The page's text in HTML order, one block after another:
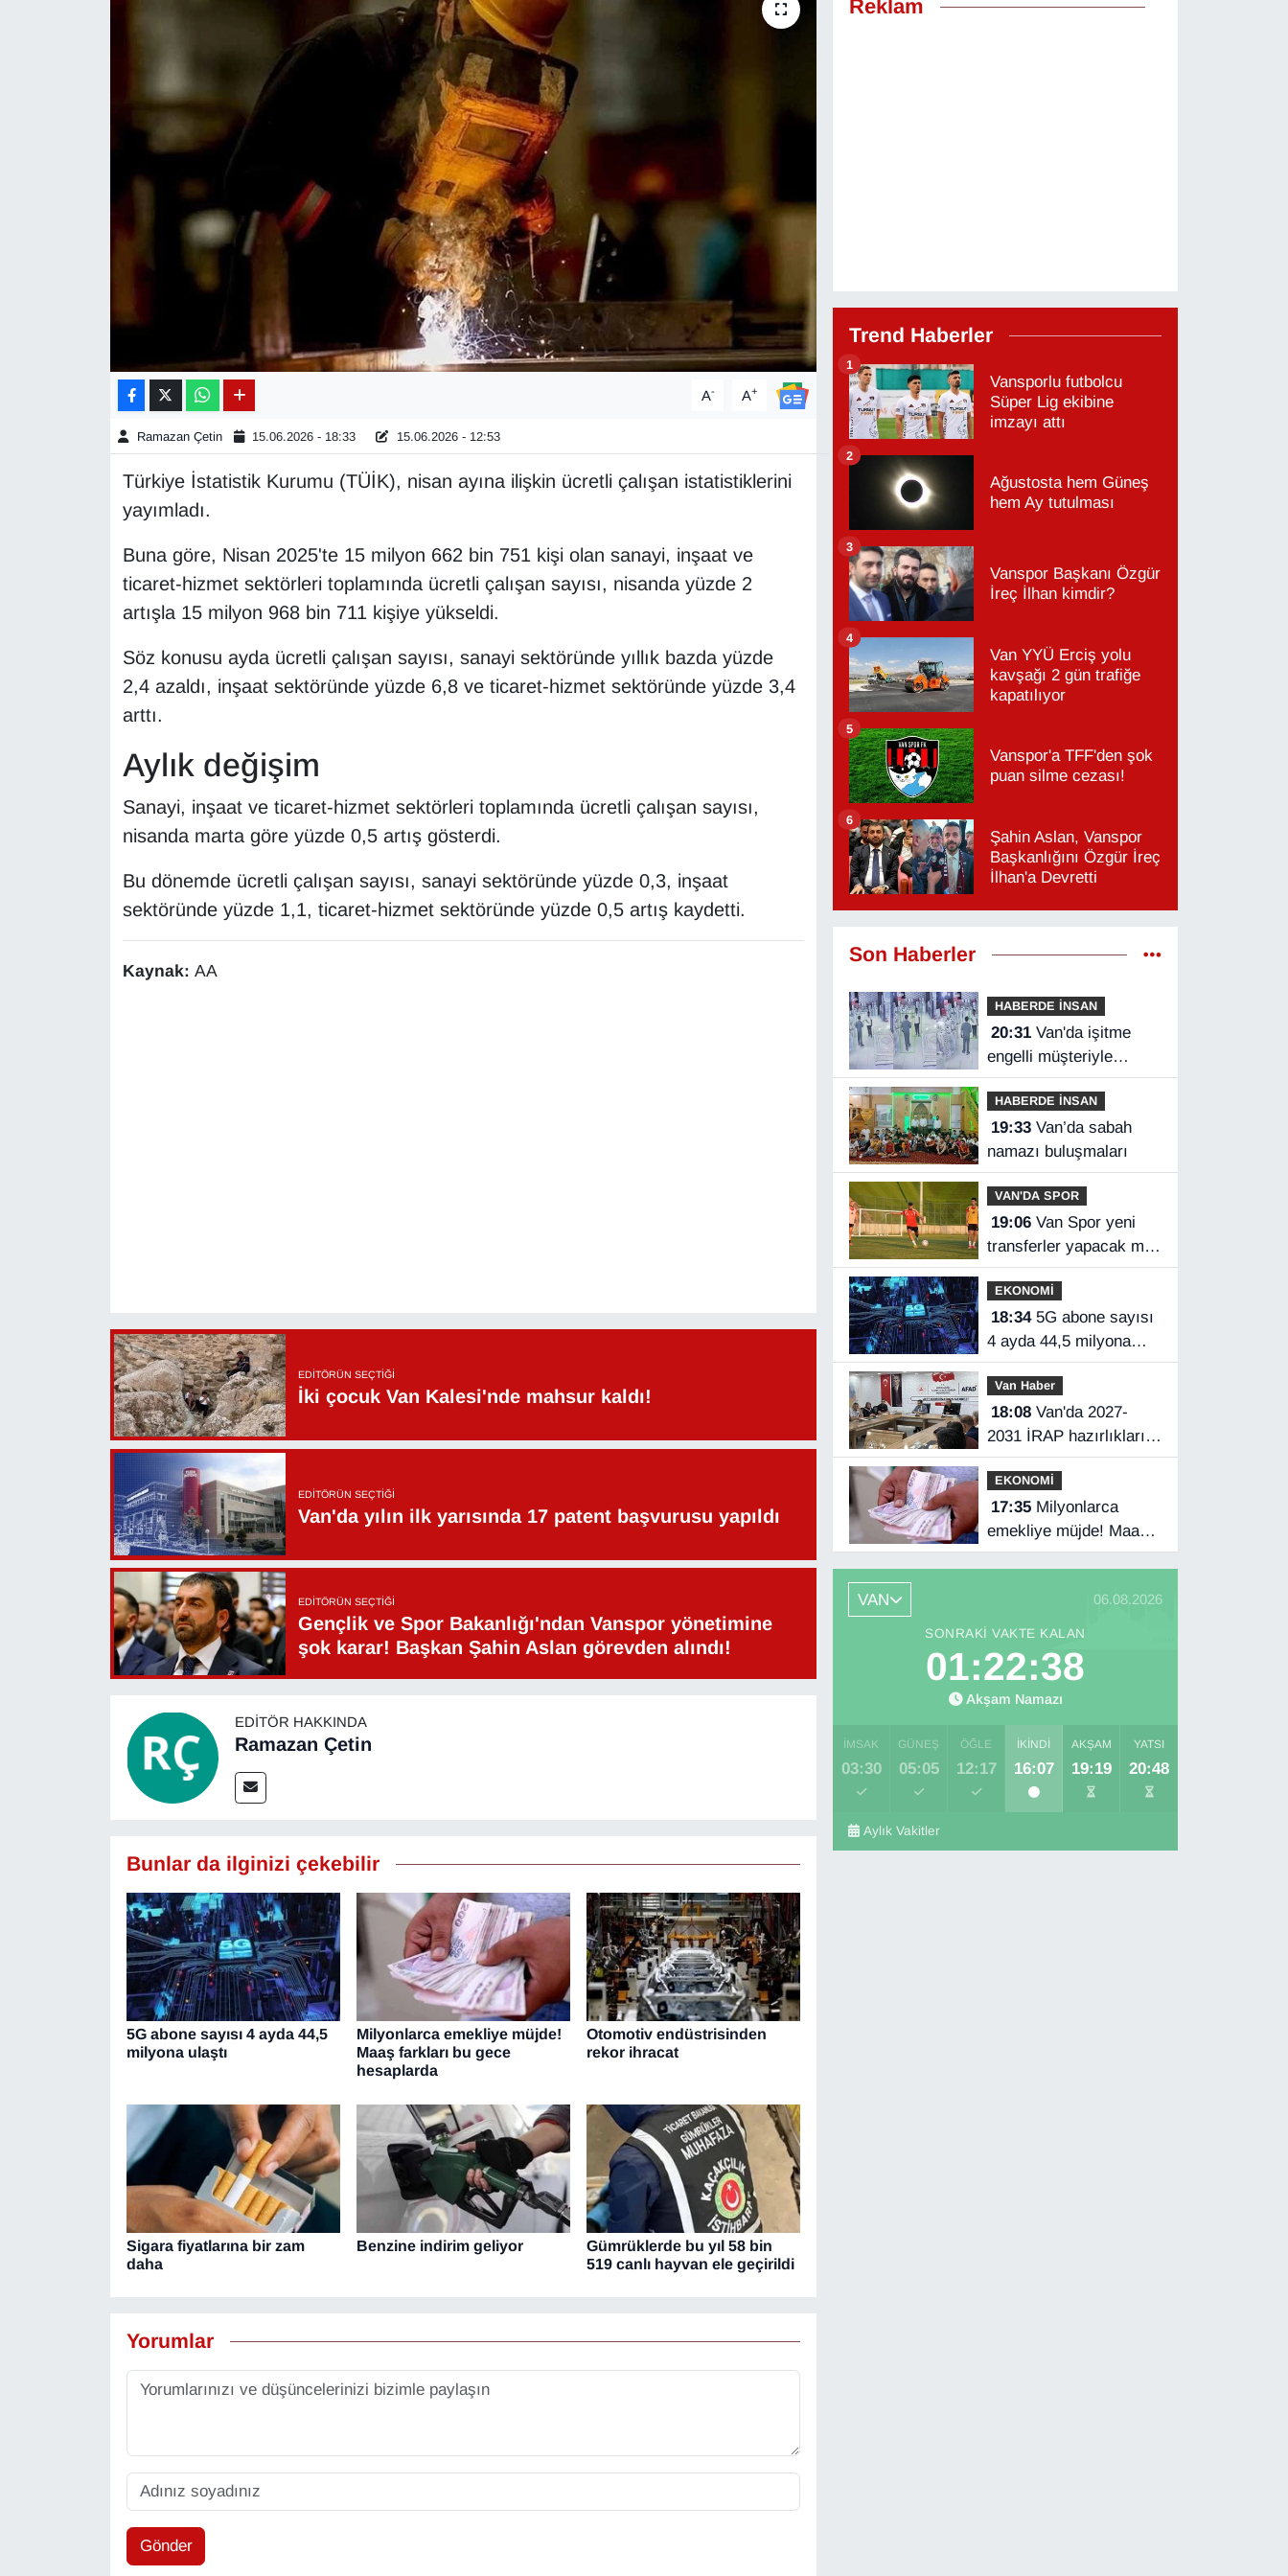
A- A+
Ramazan Çetin 15.06.2026 - 18:33 15.06.2026 - 12:53
Türkiye İstatistik Kurumu (TÜİK), nisan ayına ilişkin ücretli çalışan istatistiklerini
yayımladı.
Buna göre, Nisan 2025'te 15 milyon 662 bin 751 kişi olan sanayi, inşaat ve
ticaret-hizmet sektörleri toplamında ücretli çalışan sayısı, nisanda yüzde 2
artışla 15 milyon 968 bin 711 kişiye yükseldi.
Söz konusu ayda ücretli çalışan sayısı, sanayi sektöründe yıllık bazda yüzde
2,4 azaldı, inşaat sektöründe yüzde 6,8 ve ticaret-hizmet sektöründe yüzde 3,4
arttı.
Aylık değişim
Sanayi, inşaat ve ticaret-hizmet sektörleri toplamında ücretli çalışan sayısı,
nisanda marta göre yüzde 0,5 artış gösterdi.
Bu dönemde ücretli çalışan sayısı, sanayi sektöründe yüzde 0,3, inşaat
sektöründe yüzde 1,1, ticaret-hizmet sektöründe yüzde 0,5 artış kaydetti.
Kaynak: AA
EDITÖRÜN SEÇTIĞI
İki çocuk Van Kalesi'nde mahsur kaldı!
EDITÖRÜN SEÇTIĞI
Van'da yılın ilk yarısında 17 patent başvurusu yapıldı
EDITÖRÜN SEÇTIĞI
Gençlik ve Spor Bakanlığı'ndan Vanspor yönetimine
şok karar! Başkan Şahin Aslan görevden alındı!
EDITÖR HAKKINDA
Ramazan Çetin
Bunlar da ilginizi çekebilir
5G abone sayısı 4 ayda 44,5
milyona ulaştı
Milyonlarca emekliye müjde!
Maaş farkları bu gece
hesaplarda
Otomotiv endüstrisinden
rekor ihracat
Sigara fiyatlarına bir zam
daha
Benzine indirim geliyor
Gümrüklerde bu yıl 58 bin
519 canlı hayvan ele geçirildi
Yorumlar
Gönder
Reklam
Trend Haberler
Vansporlu futbolcu
Süper Lig ekibine
imzayı attı
1
Ağustosta hem Güneş
hem Ay tutulması
2
Vanspor Başkanı Özgür
İreç İlhan kimdir?
3
Van YYÜ Erciş yolu
kavşağı 2 gün trafiğe
kapatılıyor
4
Vanspor'a TFF'den şok
puan silme cezası!
5
Şahin Aslan, Vanspor
Başkanlığını Özgür İreç
İlhan'a Devretti
6
Son Haberler
HABERDE İNSAN
20:31Van'da işitme
engelli müşteriyle
halaylı pazarlık
gülümsetti
HABERDE İNSAN
19:33Van’da sabah
namazı buluşmaları
VAN'DA SPOR
19:06Van Spor yeni
transferler yapacak mı?
Başkan Özgür İreç İlhan
açıkladı
EKONOMİ
18:345G abone sayısı
4 ayda 44,5 milyona
ulaştı
Van Haber
18:08Van'da 2027-
2031 İRAP hazırlıkları
başladı
EKONOMİ
17:35Milyonlarca
emekliye müjde! Maaş
farkları bu gece
VAN
06.08.2026
SONRAKI VAKTE KALAN
01:22:37
Akşam Namazı
İMSAK
03:30
GÜNEŞ
05:05
ÖĞLE
12:17
İKINDI
16:07
AKŞAM
19:19
YATSI
20:48
Aylık Vakitler
EKONOMİ
En çok konuşulanlar
GENEL
HABERDE İNSAN
Kamu Alımları
Kim Kimdir?
Kültür & Sanat
MAGAZİN
SİYASET
TEBRİK
TEKNOLOJİ
VAN'DA SPOR